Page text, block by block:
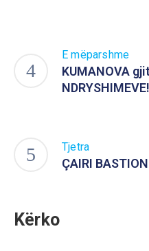
E mëparshme
KUMANOVA
NDRYSHIMEVE!
Tjetra
ÇAIRI
Kërko